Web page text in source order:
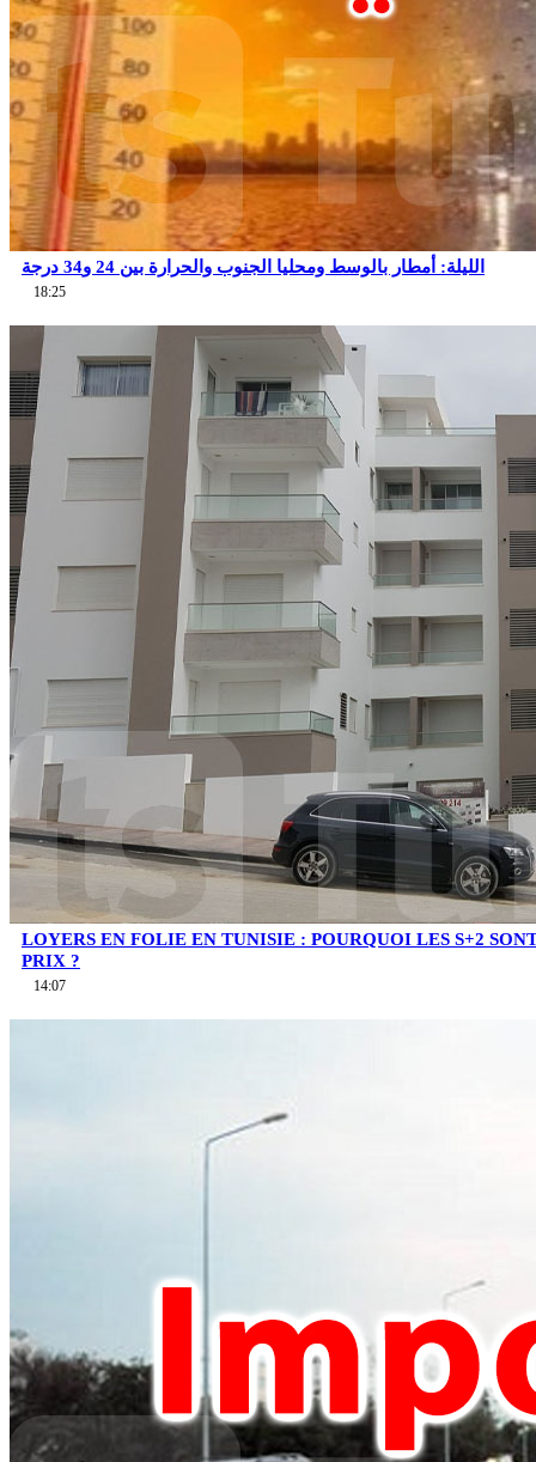
الليلة: أمطار بالوسط ومحليا الجنوب والحرارة بين 24 و34 درجة
18:25
LOYERS EN FOLIE EN TUNISIE : POURQUOI LES S+2
PRIX ?
14:07